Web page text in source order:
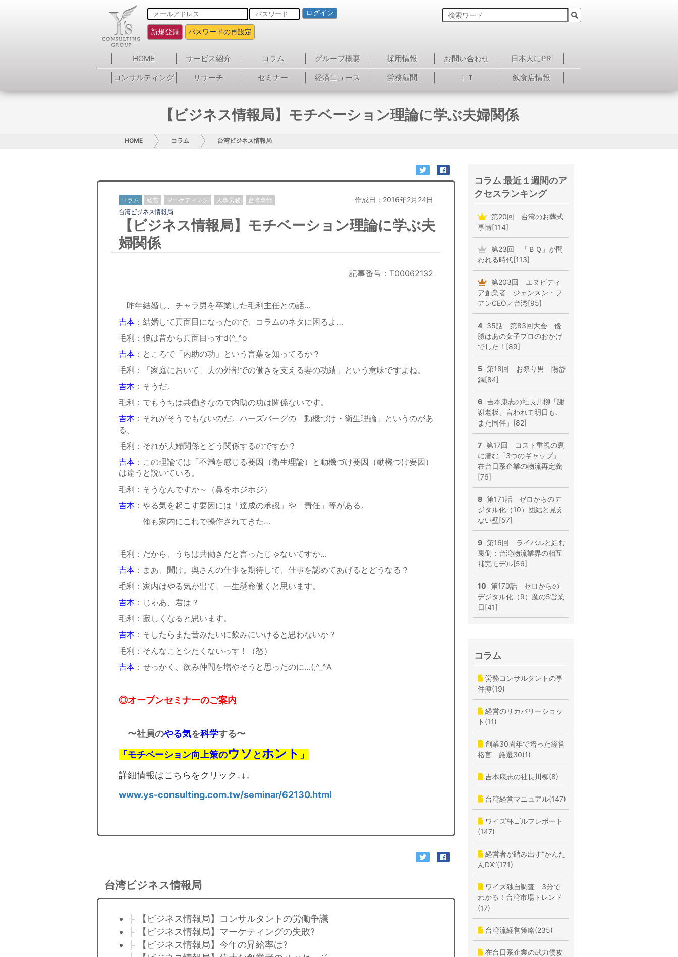
ログイン
新規登録 パスワードの再設定
HOME サービス紹介 コラム グループ概要 採用情報 お問い合わせ
日本人にPR
コンサルティング
リサーチ セミナー 経済ニュース 労務顧問 ＩＴ 飲食店情報
【ビジネス情報局】モチベーション理論に学ぶ夫婦関係
HOME コラム 台湾ビジネス情報局
コラム 経営 マーケティング 人事労務 台湾事情 作成日：2016年2月24日
台湾ビジネス情報局
【ビジネス情報局】モチベーション理論に学ぶ夫
婦関係
記事番号：T00062132
昨年結婚し、チャラ男を卒業した毛利主任との話…
吉本 ：結婚して真面目になったので、コラムのネタに困るよ…
毛利：僕は昔から真面目っすd(^_^o
吉本 ：ところで「内助の功」という言葉を知ってるか？
毛利：「家庭において、夫の外部での働きを支える妻の功績」という意味ですよね。
吉本 ：そうだ。
毛利：でもうちは共働きなので内助の功は関係ないです。
吉本 ：それがそうでもないのだ。ハーズバーグの「動機づけ・衛生理論」というのがあ
る。
毛利：それが夫婦関係とどう関係するのですか？
吉本 ：この理論では「不満を感じる要因（衛生理論）と動機づけ要因（動機づけ要因）
は違うと説いている。
毛利：そうなんですか～（鼻をホジホジ）
吉本 ：やる気を起こす要因には「達成の承認」や「責任」等がある。
俺も家内にこれで操作されてきた…
毛利：だから、うちは共働きだと言ったじゃないですか…
吉本 ：まあ、聞け。奥さんの仕事を期待して、仕事を認めてあげるとどうなる？
毛利：家内はやる気が出て、一生懸命働くと思います。
吉本 ：じゃあ、君は？
毛利：寂しくなると思います。
吉本 ：そしたらまた昔みたいに飲みにいけると思わないか？
毛利：そんなことシたくないっす！（怒）
吉本 ：せっかく、飲み仲間を増やそうと思ったのに…(;^_^A
◎オープンセミナーのご案内
〜社員のやる気を科学する〜
「モチベーション向上策のウソとホント 」
詳細情報はこちらをクリック↓↓↓
www.ys-consulting.com.tw/seminar/62130.html
台湾ビジネス情報局
├ 【ビジネス情報局】コンサルタントの労働争議
├ 【ビジネス情報局】マーケティングの失敗?
├ 【ビジネス情報局】今年の昇給率は?
コラム 最近１週間のア
クセスランキング
第20回 台湾のお葬式
事情[114]
第23回 「ＢＱ」が問
われる時代[113]
第203回 エヌビディ
ア創業者 ジェンスン・フ
アンCEO／台湾[95]
4 35話 第83回大会 優
勝はあの女子プロのおかげ
でした！[89]
5 第18回 お祭り男 陽岱
鋼[84]
6 吉本康志の社長川柳「謝
謝老板、言われて明日も、
また同伴」[82]
7 第17回 コスト重視の裏
に潜む「3つのギャップ」
在台日系企業の物流再定義
[76]
8 第171話 ゼロからのデ
ジタル化（10）団結と見え
ない壁[57]
9 第16回 ライバルと組む
裏側：台湾物流業界の相互
補完モデル[56]
10 第170話 ゼロからの
デジタル化（9）魔の5営業
日[41]
コラム
労務コンサルタントの事
件簿(19)
経営のリカバリーショッ
ト(11)
創業30周年で培った経営
格言 厳選30(1)
吉本康志の社長川柳(8)
台湾経営マニュアル(147)
ワイズ杯ゴルフレポート
(147)
経営者が踏み出す”かんた
んDX”(171)
ワイズ独自調査 3分で
わかる！台湾市場トレンド
(17)
台湾流経営策略(235)
在台日系企業の武力侵攻